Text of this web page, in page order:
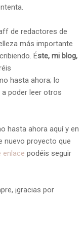
de redactores de
más importante
Éste, mi blog,
hasta ahora; lo
poder leer otros
hasta ahora aquí y en
nuevo proyecto que
enlace podéis seguir
¡gracias por